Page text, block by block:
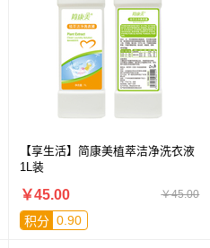
【享生活】简康美植萃洁净洗衣液
1L装
￥45.00
￥45.00
积分 0.90